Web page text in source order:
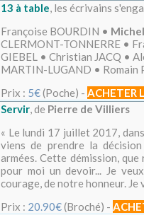
13 à table, les écrivains
Françoise BOURDIN • Michel
CLERMONT-TONNERRE •
GIEBEL • Christian JACQ •
MARTIN-LUGAND • Romain
Prix : 5€(Poche) - ACHETER
Servir, de Pierre de Villiers
« Le lundi 17 juillet 2017,
viens de prendre la
armées. Cette démission,
pour moi un devoir... Je
courage, de notre honneur. Je
Prix : 20.90€(Broché) -